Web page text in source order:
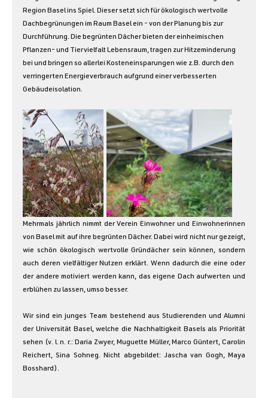
Region Basel ins Spiel. Dieser setzt sich für ökologisch wertvolle
Dachbegrünungen im Raum Basel ein - von der Planung bis zur
Durchführung. Die begrünten Dächer bieten der einheimischen
Pflanzen- und Tiervielfalt Lebensraum, tragen zur Hitzeminderung
bei und bringen so allerlei Kosteneinsparungen wie z.B. durch den
verringerten Energieverbrauch aufgrund einer verbesserten
Gebäudeisolation.
Mehrmals jährlich nimmt der Verein Einwohner und Einwohnerinnen
von Basel mit auf ihre begrünten Dächer. Dabei wird nicht nur gezeigt,
wie schön ökologisch wertvolle Gründächer sein können, sondern
auch deren vielfältiger Nutzen erklärt. Wenn dadurch die eine oder
der andere motiviert werden kann, das eigene Dach aufwerten und
erblühen zu lassen, umso besser.
Wir sind ein junges Team bestehend aus Studierenden und Alumni
der Universität Basel, welche die Nachhaltigkeit Basels als Priorität
sehen (v. l. n. r.: Daria Zwyer, Muguette Müller, Marco Güntert, Carolin
Reichert, Sina Sohneg. Nicht abgebildet: Jascha van Gogh, Maya
Bosshard).